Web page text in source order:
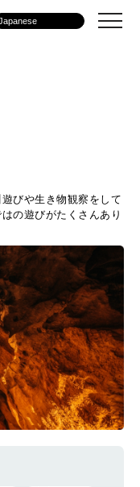
びや生き物観察をして
の遊びがたくさんあり